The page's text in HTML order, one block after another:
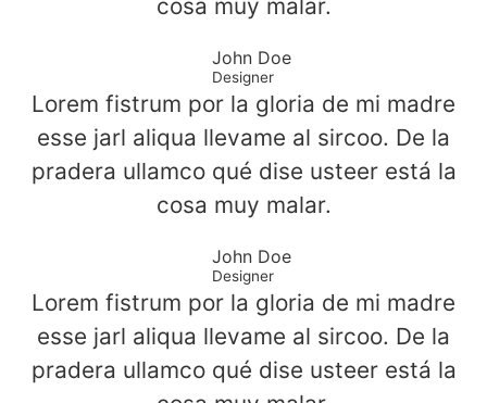
cosa muy malar.
John Doe
Designer
Lorem fistrum por la gloria de mi madre
esse jarl aliqua llevame al sircoo. De la
pradera ullamco qué dise usteer está la
cosa muy malar.
John Doe
Designer
Lorem fistrum por la gloria de mi madre
esse jarl aliqua llevame al sircoo. De la
pradera ullamco qué dise usteer está la